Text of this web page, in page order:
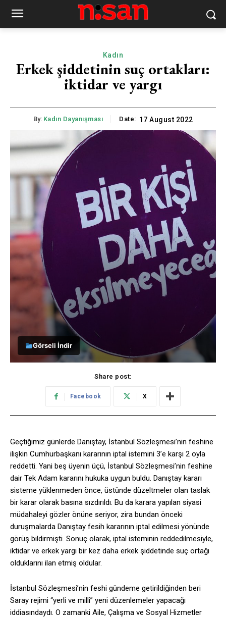
Kadın
Erkek şiddetinin suç ortakları:
iktidar ve yargı
By: Kadın Dayanışması Date: 17 August 2022
Görseli İndir
Share post:
Facebook X
Geçtiğimiz günlerde Danıştay, İstanbul Sözleşmesi’nin feshine
ilişkin Cumhurbaşkanı kararının iptal istemini 3’e karşı 2 oyla
reddetti. Yani beş üyenin üçü, İstanbul Sözleşmesi’nin feshine
dair Tek Adam kararını hukuka uygun buldu. Danıştay kararı
sisteme yüklenmeden önce, üstünde düzeltmeler olan taslak
bir karar olarak basına sızdırıldı. Bu da karara yapılan siyasi
müdahaleyi gözler önüne seriyor, zira bundan önceki
duruşmalarda Danıştay fesih kararının iptal edilmesi yönünde
görüş bildirmişti. Sonuç olarak, iptal isteminin reddedilmesiyle,
iktidar ve erkek yargı bir kez daha erkek şiddetinde suç ortağı
olduklarını ilan etmiş oldular.
İstanbul Sözleşmesi’nin feshi gündeme getirildiğinden beri
Saray rejimi “yerli ve milli” yeni düzenlemeler yapacağı
iddiasındaydı. O zamanki Aile, Çalışma ve Sosyal Hizmetler